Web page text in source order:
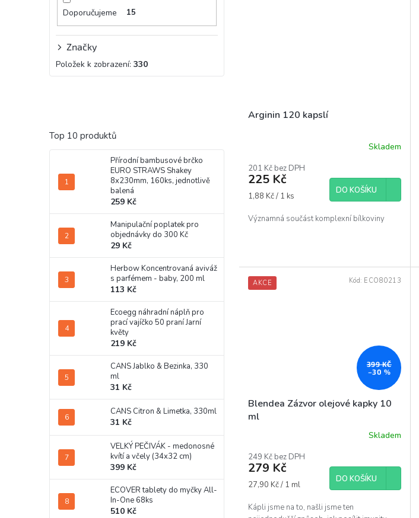
Doporučujeme 15
Značky
Položek k zobrazení: 330
Top 10 produktů
Přírodní bambusové brčko
EURO STRAWS Shakey
8x230mm, 160ks, jednotlivě
balená
259 Kč
Manipulační poplatek pro
objednávky do 300 Kč
29 Kč
Herbow Koncentrovaná aviváž
s parfémem - baby, 200 ml
113 Kč
Ecoegg náhradní náplň pro
prací vajíčko 50 praní Jarní
květy
219 Kč
CANS Jablko & Bezinka, 330
ml
31 Kč
CANS Citron & Limetka, 330ml
31 Kč
VELKÝ PEČIVÁK - medonosné
kvítí a včely (34x32 cm)
399 Kč
ECOVER tablety do myčky All-
In-One 68ks
510 Kč
Arginin 120 kapslí
produktu
je
5,0
5
Skladem
201 Kč bez DPH
225 Kč
Měrná
1,88 Kč / 1 ks
DO KOŠÍKU
Významná součást komplexní bílkoviny
AKCE
399 KČ
–30 %
Blendea Zázvor olejové kapky 10
ml
produktu
je
5,0
5
hvězdiček.
Skladem
249 Kč bez DPH
279 Kč
Měrná
27,90 Kč / 1 ml
DO KOŠÍKU
Kápli jsme na to, našli jsme ten
Kód: ECO80213